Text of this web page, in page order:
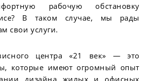
рабочую обстановку
В таком случае, мы рады
свои услуги.
центра «21 век» — это
которые имеют огромный опыт